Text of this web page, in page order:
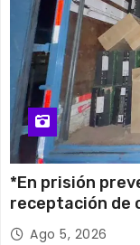
*En prisión
receptación de
millones*
Ago 5, 2026